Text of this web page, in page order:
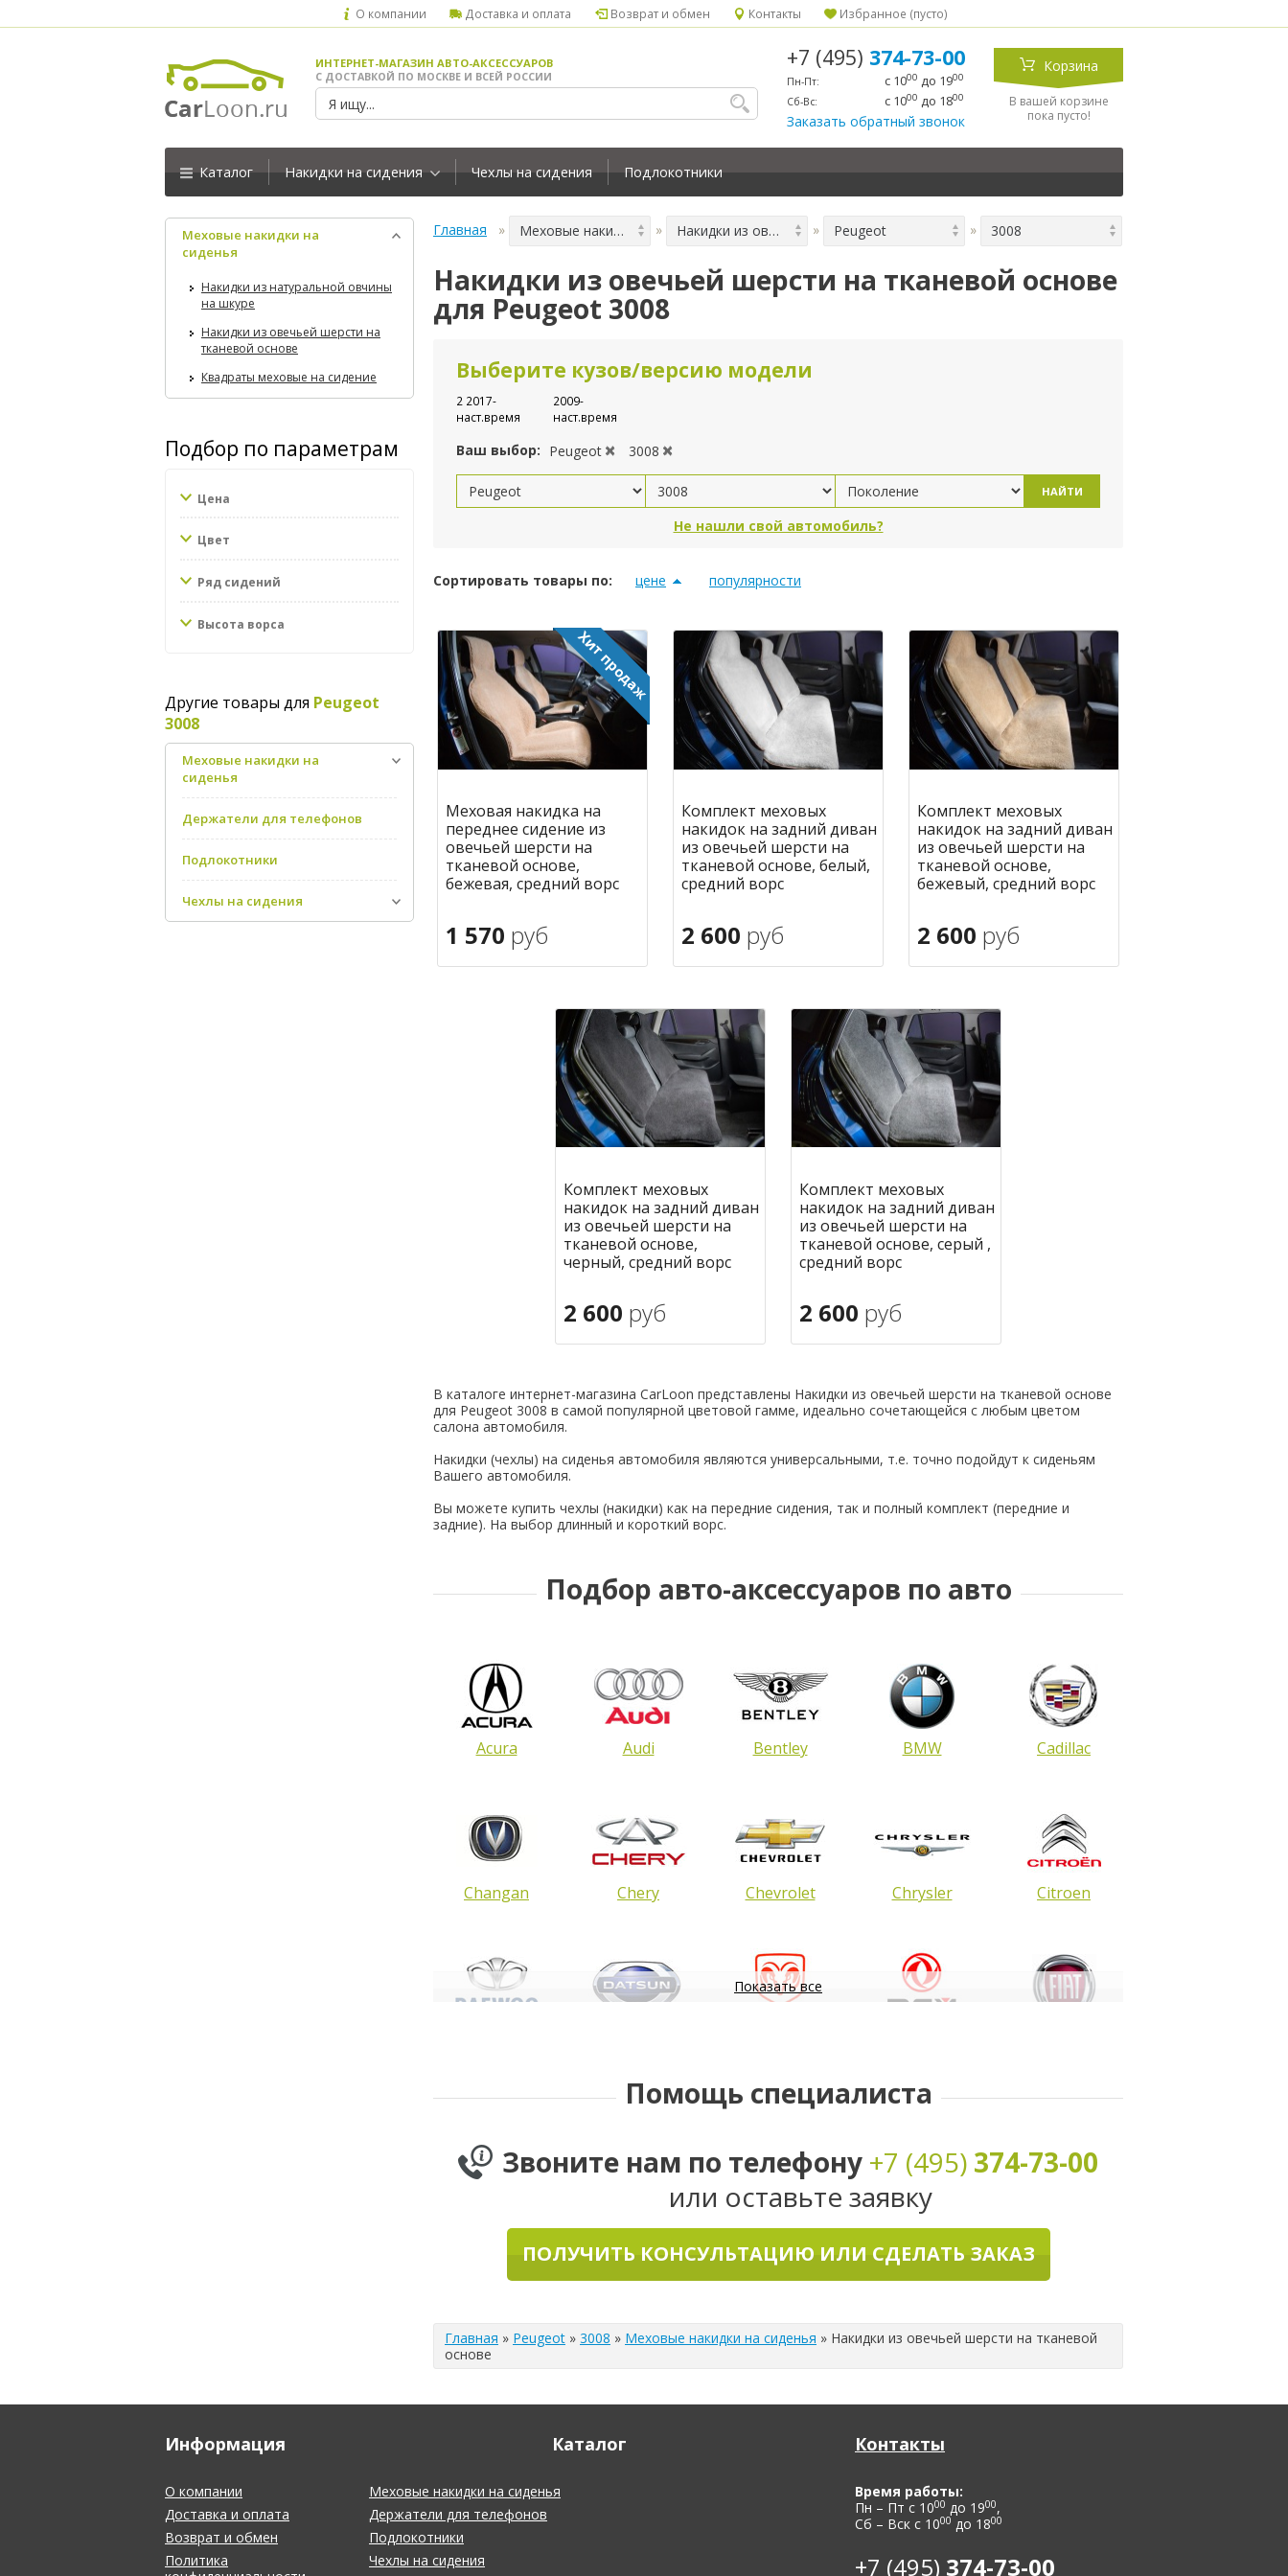
О компании Доставка и оплата Возврат и обмен Контакты Избранное (пусто)
ИНТЕРНЕТ-МАГАЗИН АВТО-АКСЕССУАРОВ
С ДОСТАВКОЙ ПО МОСКВЕ И ВСЕЙ РОССИИ
+7 (495) 374-73-00
Пн-Пт: с 1000 до 1900
Сб-Вс: с 1000 до 1800
Заказать обратный звонок
Корзина
В вашей корзине
пока пусто!
Каталог Накидки на сидения Чехлы на сидения Подлокотники
Меховые накидки на
сиденья
Накидки из натуральной овчины
на шкуре
Накидки из овечьей шерсти на
тканевой основе
Квадраты меховые на сидение
Подбор по параметрам
Цена
Цвет
Ряд сидений
Высота ворса
Другие товары для Peugeot
3008
Меховые накидки на
сиденья
Держатели для телефонов
Подлокотники
Чехлы на сидения
Главная Меховые накидки на сиденья Накидки из овечьей шерсти на тканевой основе Peugeot 3008
Накидки из овечьей шерсти на тканевой основе
для Peugeot 3008
Выберите кузов/версию модели
2 2017-
наст.время
2009-
наст.время
Ваш выбор: Peugeot 3008
НАЙТИ
Не нашли свой автомобиль?
Сортировать товары по: цене популярности
Меховая накидка на
переднее сидение из
овечьей шерсти на
тканевой основе,
бежевая, средний ворс
1 570 руб
В корзину
Комплект меховых
накидок на задний диван
из овечьей шерсти на
тканевой основе, белый,
средний ворс
2 600 руб
В корзину
Комплект меховых
накидок на задний диван
из овечьей шерсти на
тканевой основе,
бежевый, средний ворс
2 600 руб
В корзину
Комплект меховых
накидок на задний диван
из овечьей шерсти на
тканевой основе,
черный, средний ворс
2 600 руб
Комплект меховых
накидок на задний диван
из овечьей шерсти на
тканевой основе, серый ,
средний ворс
2 600 руб
В каталоге интернет-магазина CarLoon представлены Накидки из овечьей шерсти на тканевой основе
для Peugeot 3008 в самой популярной цветовой гамме, идеально сочетающейся с любым цветом
салона автомобиля.
Накидки (чехлы) на сиденья автомобиля являются универсальными, т.е. точно подойдут к сиденьям
Вашего автомобиля.
Вы можете купить чехлы (накидки) как на передние сидения, так и полный комплект (передние и
задние). На выбор длинный и короткий ворс.
Подбор авто-аксессуаров по авто
Acura Audi Bentley BMW Cadillac
Changan Chery Chevrolet Chrysler Citroen
Показать все
Помощь специалиста
Звоните нам по телефону +7 (495) 374-73-00
или оставьте заявку
ПОЛУЧИТЬ КОНСУЛЬТАЦИЮ ИЛИ СДЕЛАТЬ ЗАКАЗ
Главная » Peugeot » 3008 » Меховые накидки на сиденья » Накидки из овечьей шерсти на тканевой
основе
Информация
О компании
Доставка и оплата
Возврат и обмен
Политика
Каталог
Меховые накидки на сиденья
Держатели для телефонов
Подлокотники
Чехлы на сидения
Контакты
Время работы:
Пн – Пт с 1000 до 1900,
Сб – Вск с 1000 до 1800
+7 (495) 374-73-00